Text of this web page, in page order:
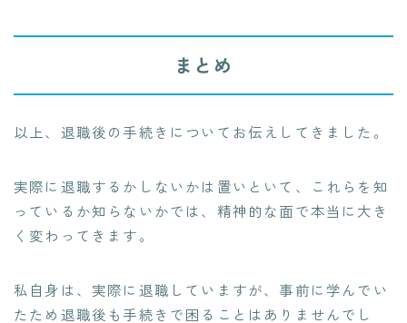
まとめ
以上、退職後の手続きについてお伝えしてきました。
実際に退職するかしないかは置いといて、これらを知
っているか知らないかでは、精神的な面で本当に大き
く変わってきます。
私自身は、実際に退職していますが、事前に学んでい
たため退職後も手続きで困ることはありませんでし